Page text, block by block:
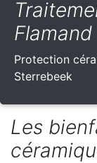
Flamand
Protection
Sterrebeek
Les